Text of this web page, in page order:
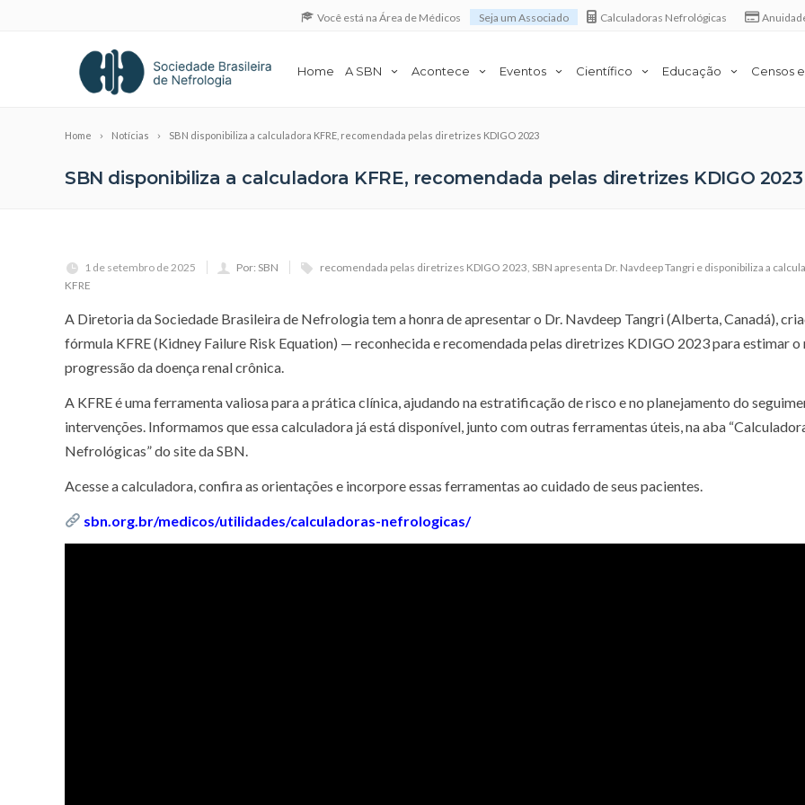
Você está na Área de Médicos Seja um Associado Calculadoras Nefrológicas
Home A SBN Acontece Eventos Científico Educação Censos
Home Notícias SBN disponibiliza a calculadora KFRE, recomendada pelas diretrizes KDIGO 2023
SBN disponibiliza a calculadora KFRE, recomendada pelas diretrizes KDIGO 2023
1 de setembro de 2025 Por: SBN recomendada pelas diretrizes KDIGO 2023 SBN apresenta Dr. Navdeep Tangri e disponibiliza a
KFRE
A Diretoria da Sociedade Brasileira de Nefrologia tem a honra de apresentar o Dr. Navdeep Tangri (Alberta, Canadá),
fórmula KFRE (Kidney Failure Risk Equation) — reconhecida e recomendada pelas diretrizes KDIGO 2023 para estimar o
progressão da doença renal crônica.
A KFRE é uma ferramenta valiosa para a prática clínica, ajudando na estratificação de risco e no planejamento do
intervenções. Informamos que essa calculadora já está disponível, junto com outras ferramentas úteis, na aba
Nefrológicas” do site da SBN.
Acesse a calculadora, confira as orientações e incorpore essas ferramentas ao cuidado de seus pacientes.
sbn.org.br/medicos/utilidades/calculadoras-nefrologicas/